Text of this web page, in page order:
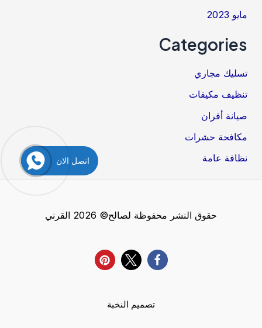
مايو 2023
Categories
تسليك مجاري
تنظيف مكيفات
صيانة أفران
مكافحة حشرات
نظافة عامة
حقوق النشر محفوظة لصالح© 2026 القرني
تصميم النخبة
اتصل الان